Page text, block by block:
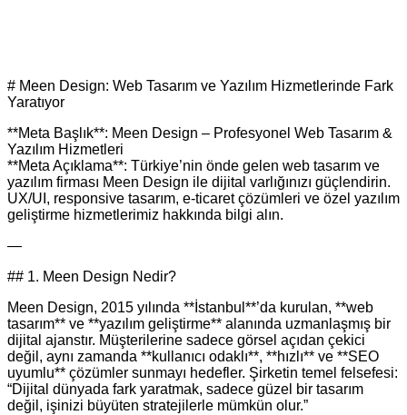
# Meen Design: Web Tasarım ve Yazılım Hizmetlerinde Fark
Yaratıyor
**Meta Başlık**: Meen Design – Profesyonel Web Tasarım &
Yazılım Hizmetleri
**Meta Açıklama**: Türkiye’nin önde gelen web tasarım ve
yazılım firması Meen Design ile dijital varlığınızı güçlendirin.
UX/UI, responsive tasarım, e‑ticaret çözümleri ve özel yazılım
geliştirme hizmetlerimiz hakkında bilgi alın.
—
## 1. Meen Design Nedir?
Meen Design, 2015 yılında **İstanbul**’da kurulan, **web
tasarım** ve **yazılım geliştirme** alanında uzmanlaşmış bir
dijital ajanstır. Müşterilerine sadece görsel açıdan çekici
değil, aynı zamanda **kullanıcı odaklı**, **hızlı** ve **SEO
uyumlu** çözümler sunmayı hedefler. Şirketin temel felsefesi:
“Dijital dünyada fark yaratmak, sadece güzel bir tasarım
değil, işinizi büyüten stratejilerle mümkün olur.”